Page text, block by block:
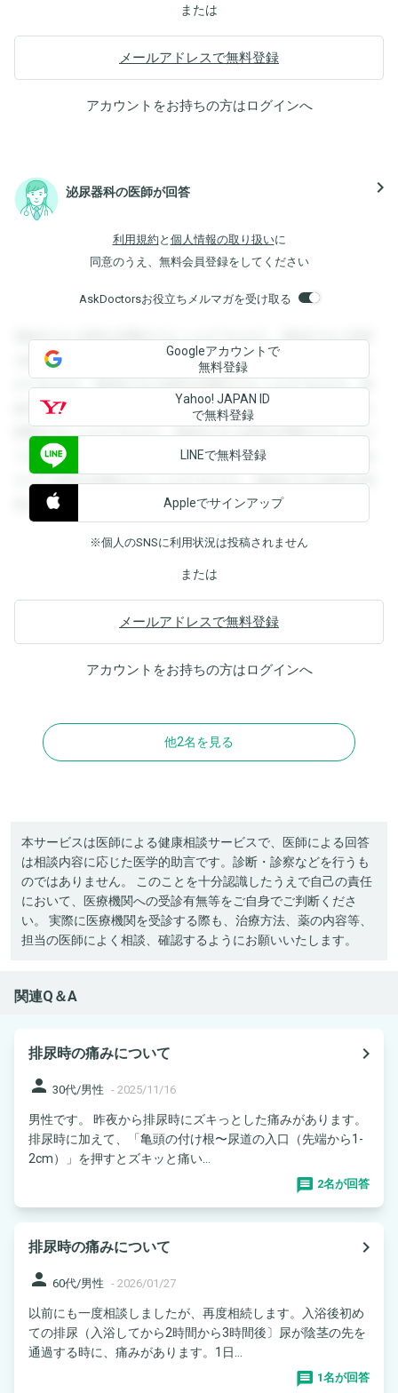
または
メールアドレスで無料登録
アカウントをお持ちの方はログインへ
泌尿器科の医師が回答 navigate_next
利用規約 と 個人情報の取り扱いに
同意のうえ、無料会員登録をしてください
AskDoctorsお役立ちメルマガを受け取る
登録すると回答を閲覧することができます。登録すると回答
を閲覧することができます。登録すると回答を閲覧すること
ができます。登録すると回答を閲覧することができます。登
録すると回答を閲覧することができます。登録すると回答を
閲覧することができます。登録すると回答を閲覧することが
できます。登録すると回答を閲覧することができます。登録
すると回答を閲覧することができます。登録すると回答を閲
覧することができます。
Googleアカウントで
無料登録
Yahoo! JAPAN ID
で無料登録
LINEで無料登録
Appleでサインアップ
※個人のSNSに利用状況は投稿されません
または
メールアドレスで無料登録
アカウントをお持ちの方はログインへ
他2名を見る
本サービスは医師による健康相談サービスで、医師による回答
は相談内容に応じた医学的助言です。診断・診察などを行うも
のではありません。 このことを十分認識したうえで自己の責任
において、医療機関への受診有無等をご自身でご判断くださ
い。 実際に医療機関を受診する際も、治療方法、薬の内容等、
担当の医師によく相談、確認するようにお願いいたします。
関連Q＆A
排尿時の痛みについて
navigate_next
person 30代/男性 - 2025/11/16
男性です。 昨夜から排尿時にズキっとした痛みがあります。
排尿時に加えて、「亀頭の付け根〜尿道の入口（先端から1-
2cm）」を押すとズキッと痛い...
2名が回答
排尿時の痛みについて
navigate_next
person 60代/男性 - 2026/01/27
以前にも一度相談しましたが、再度相続します。入浴後初め
ての排尿（入浴してから2時間から3時間後〕尿が陰茎の先を
通過する時に、痛みがあります。1日...
1名が回答